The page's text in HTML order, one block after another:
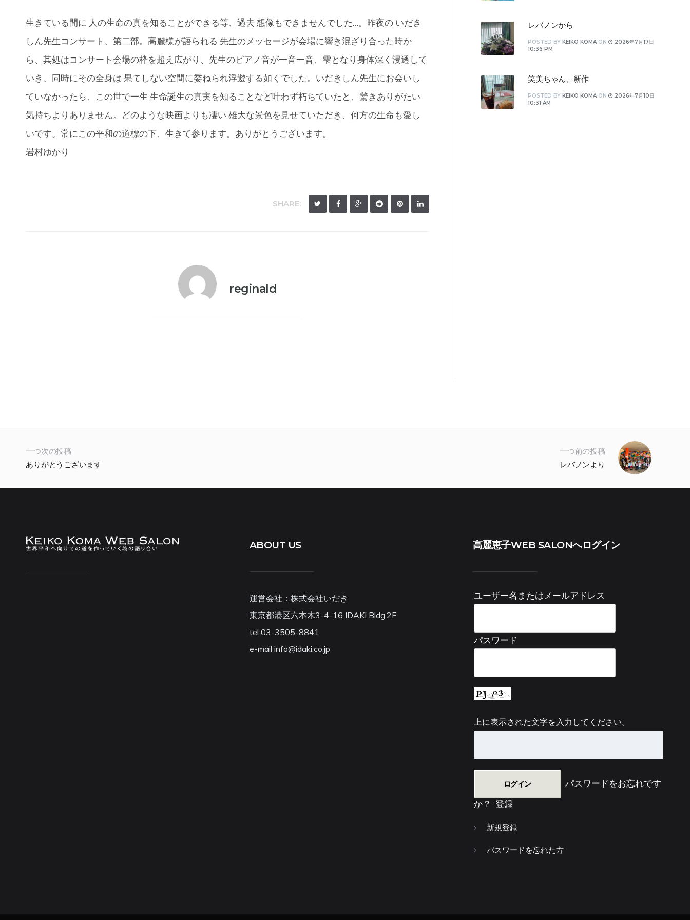
生きている間に 人の生命の真を知ることができる等、過去 想像もできませんでした…。昨夜の いだき
しん先生コンサート、第二部。高麗様が語られる 先生のメッセージが会場に響き混ざり合った時か
ら、其処はコンサート会場の枠を超え広がり、先生のピアノ音が一音一音、雫となり身体深く浸透して
いき、同時にその全身は 果てしない空間に委ねられ浮遊する如くでした。いだきしん先生にお会いし
ていなかったら、この世で一生 生命誕生の真実を知ることなど叶わず朽ちていたと、驚きありがたい
気持ちよりありません。どのような映画よりも凄い 雄大な景色を見せていただき、何方の生命も愛し
いです。常にこの平和の道標の下、生きて参ります。ありがとうございます。
岩村ゆかり
SHARE:
reginald
レバノンから
POSTED BY KEIKO KOMA ON
2026年7月17日
10:36 PM
笑美ちゃん、新作
POSTED BY KEIKO KOMA ON
2026年7月10日
10:31 AM
一つ前の投稿
レバノンより
一つ次の投稿
ありがとうございます
ABOUT US
運営会社：株式会社いだき
東京都港区六本木3-4-16 IDAKI Bldg.2F
tel 03-3505-8841
e-mail info@idaki.co.jp
高麗恵子WEB SALONへログイン
ユーザー名またはメールアドレス
パスワード
上に表示された文字を入力してください。
パスワードをお忘れです
か？ 登録
新規登録
パスワードを忘れた方